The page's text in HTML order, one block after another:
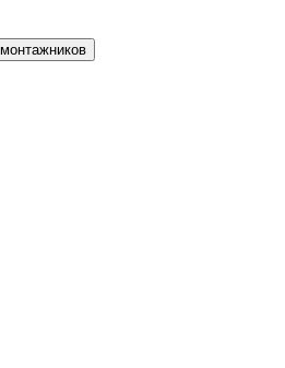
Регистрация для монтажников